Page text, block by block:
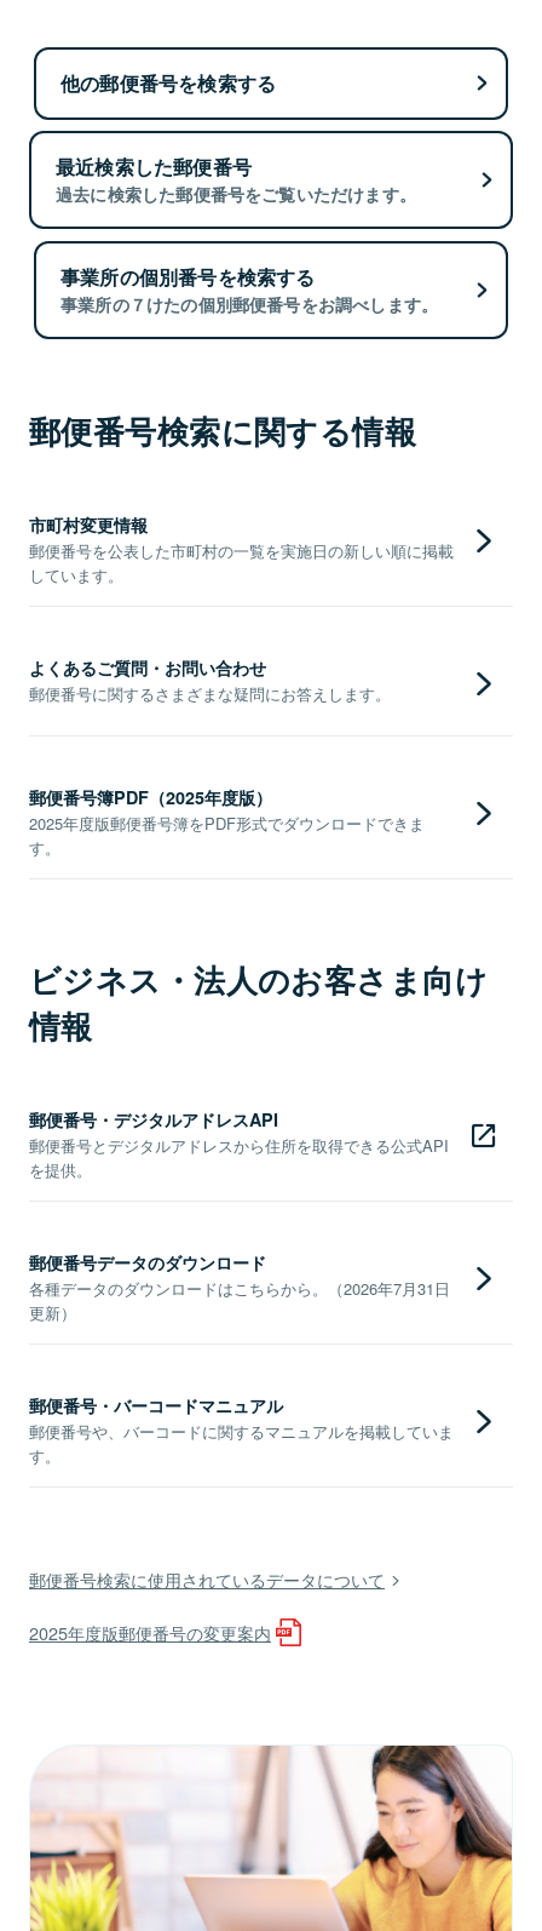
他の郵便番号を検索する
最近検索した郵便番号
過去に検索した郵便番号をご覧いただけます。
事業所の個別番号を検索する
事業所の７けたの個別郵便番号をお調べします。
郵便番号検索に関する情報
市町村変更情報
郵便番号を公表した市町村の一覧を実施日の新しい順に掲載
しています。
よくあるご質問・お問い合わせ
郵便番号に関するさまざまな疑問にお答えします。
郵便番号簿PDF（2025年度版）
2025年度版郵便番号簿をPDF形式でダウンロードできま
す。
ビジネス・法人のお客さま向け
情報
郵便番号・デジタルアドレスAPI
郵便番号とデジタルアドレスから住所を取得できる公式API
を提供。
郵便番号データのダウンロード
各種データのダウンロードはこちらから。（2026年7月31日
更新）
郵便番号・バーコードマニュアル
郵便番号や、バーコードに関するマニュアルを掲載していま
す。
郵便番号検索に使用されているデータについて
2025年度版郵便番号の変更案内